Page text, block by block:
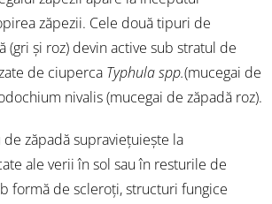
zăpezii. Cele două tipuri de
(gri și roz) devin active sub stratul de
de ciuperca Typhula spp.(mucegai de
nivalis (mucegai de zăpadă roz).
zăpadă supraviețuiește la
ale verii în sol sau în resturile de
formă de scleroți, structuri fungice